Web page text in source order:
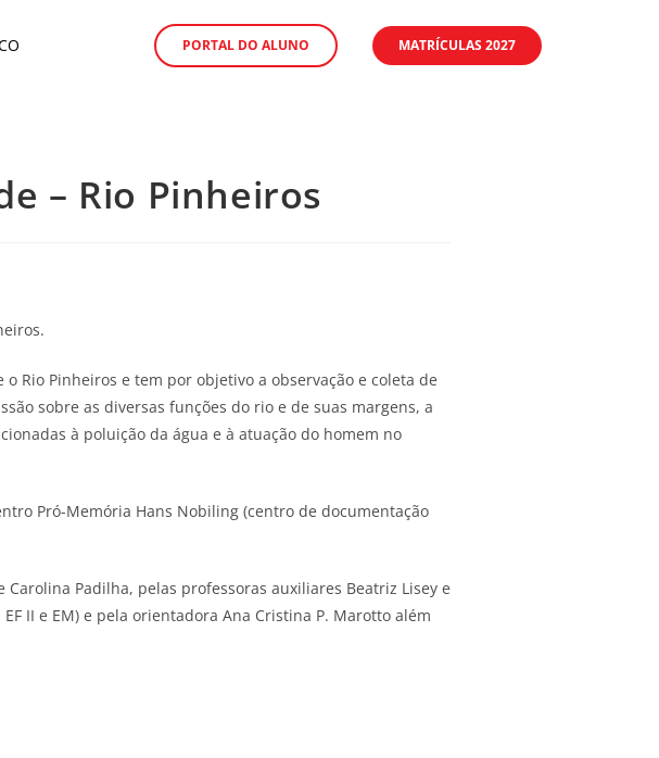
PORTAL DO ALUNO MATRÍCULAS 2027
– Rio Pinheiros
Rio Pinheiros e tem por objetivo a observação e coleta de
sobre as diversas funções do rio e de suas margens, a
à poluição da água e à atuação do homem no
Pró-Memória Hans Nobiling (centro de documentação
Padilha, pelas professoras auxiliares Beatriz Lisey e
II e EM) e pela orientadora Ana Cristina P. Marotto além